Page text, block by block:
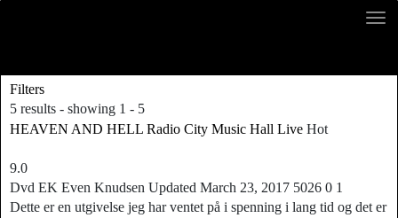
Filters
5 results - showing 1 - 5
HEAVEN AND HELL Radio City Music Hall Live Hot
9.0
Dvd EK Even Knudsen Updated March 23, 2017 5026 0 1
Dette er en utgivelse jeg har ventet på i spenning i lang tid og det er